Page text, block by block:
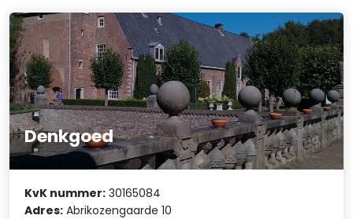
Denkgoed
KvK nummer: 30165084
Adres: Abrikozengaarde 10